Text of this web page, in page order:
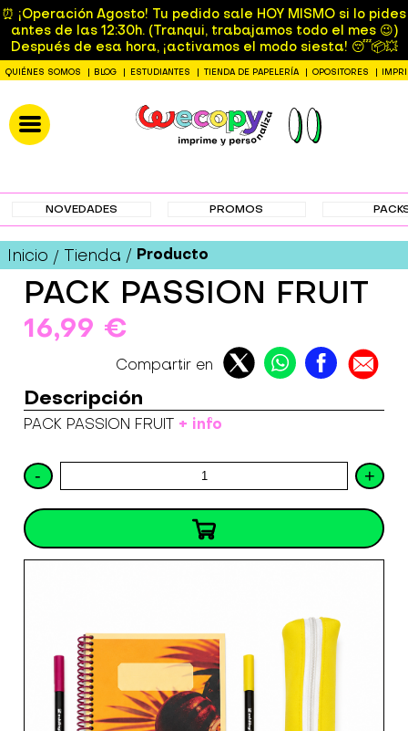
⏰ ¡Operación Agosto! Tu pedido sale HOY MISMO si lo pides
antes de las 12:30h. (Tranqui, trabajamos todo el mes 😉)
Después de esa hora, ¡activamos el modo siesta! 😴📦💥
QUIÉNES SOMOS BLOG ESTUDIANTES TIENDA DE PAPELERÍA OPOSITORES
NOVEDADES PROMOS
Inicio Tienda Producto
PACK PASSION FRUIT
16,99 €
Compartir en
Descripción
PACK PASSION FRUIT + info
- +